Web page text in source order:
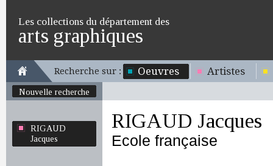
Les collections du département des
arts graphiques
Recherche sur : Oeuvres Artistes
Nouvelle recherche
RIGAUD
Jacques
RIGAUD Jacques
Ecole française